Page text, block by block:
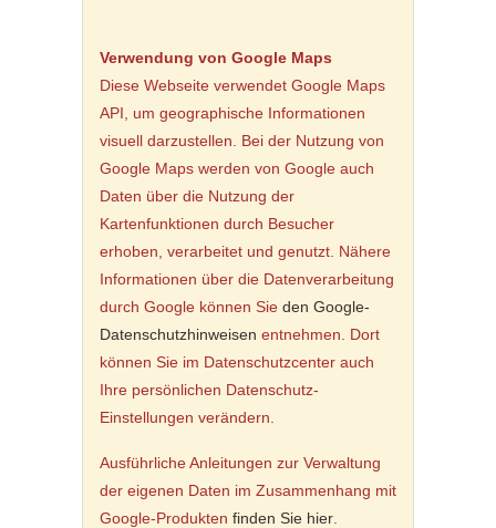
Verwendung von Google Maps
Diese Webseite verwendet Google Maps
API, um geographische Informationen
visuell darzustellen. Bei der Nutzung von
Google Maps werden von Google auch
Daten über die Nutzung der
Kartenfunktionen durch Besucher
erhoben, verarbeitet und genutzt. Nähere
Informationen über die Datenverarbeitung
durch Google können Sie den Google-
Datenschutzhinweisen entnehmen. Dort
können Sie im Datenschutzcenter auch
Ihre persönlichen Datenschutz-
Einstellungen verändern.
Ausführliche Anleitungen zur Verwaltung
der eigenen Daten im Zusammenhang mit
Google-Produkten finden Sie hier